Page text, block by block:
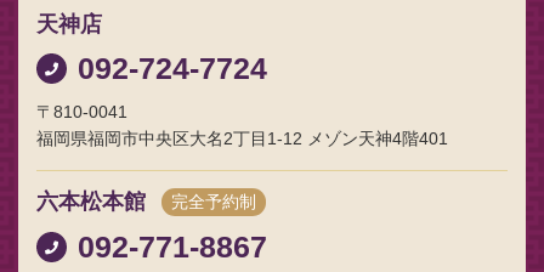
天神店
092-724-7724
〒810-0041
福岡県福岡市中央区大名2丁目1-12 メゾン天神4階401
六本松本館 完全予約制
092-771-8867